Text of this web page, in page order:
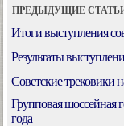
ПРЕДЫДУЩИЕ
Итоги выступления
Результаты
Советские трековики
Групповая шоссейная
года